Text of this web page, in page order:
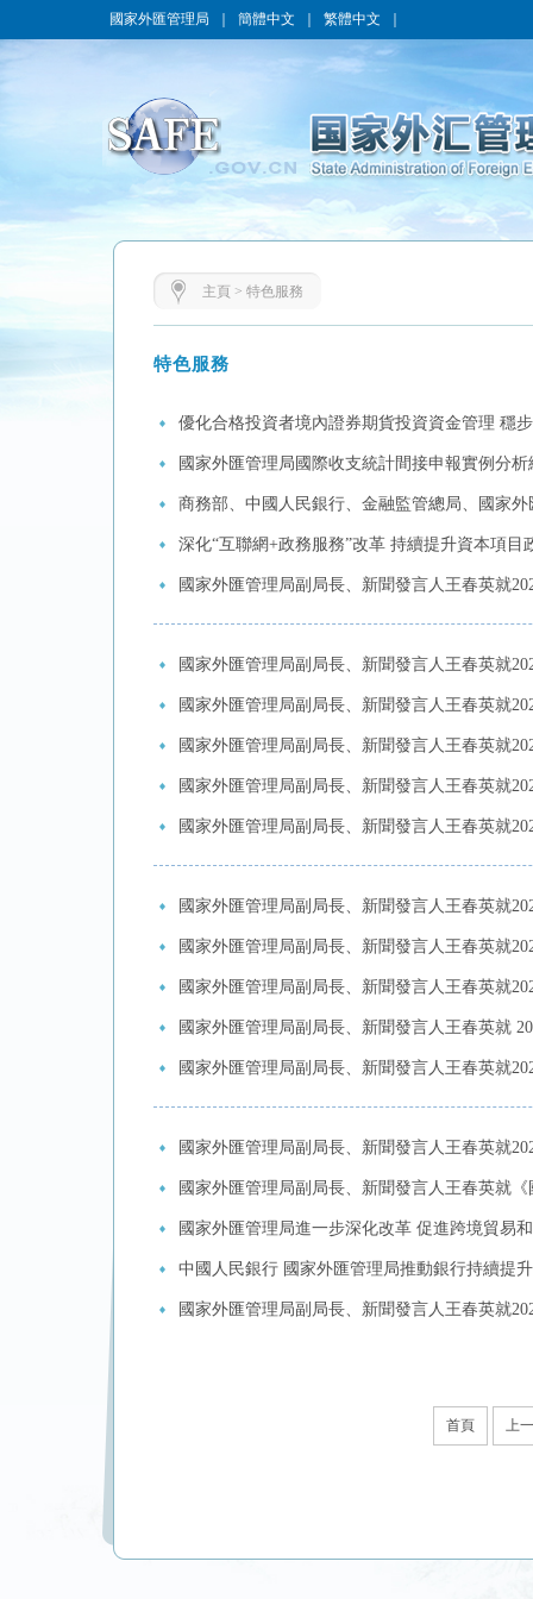
國家外匯管理局 簡體中文 繁體中文
主頁 > 特色服務
特色服務
優化合格投資者境內證券期貨投資資金管理 穩
國家外匯管理局國際收支統計間接申報實例分
商務部、中國人民銀行、金融監管總局、國家
深化“互聯網+政務服務”改革 持續提升資本項目
國家外匯管理局副局長、新聞發言人王春英就
國家外匯管理局副局長、新聞發言人王春英就
國家外匯管理局副局長、新聞發言人王春英就
國家外匯管理局副局長、新聞發言人王春英就
國家外匯管理局副局長、新聞發言人王春英就
國家外匯管理局副局長、新聞發言人王春英就
國家外匯管理局副局長、新聞發言人王春英就
國家外匯管理局副局長、新聞發言人王春英就
國家外匯管理局副局長、新聞發言人王春英就
國家外匯管理局副局長、新聞發言人王春英就
國家外匯管理局副局長、新聞發言人王春英就
國家外匯管理局副局長、新聞發言人王春英就
國家外匯管理局副局長、新聞發言人王春英就
國家外匯管理局進一步深化改革 促進跨境貿易
中國人民銀行 國家外匯管理局推動銀行持續提
國家外匯管理局副局長、新聞發言人王春英就
首頁 上